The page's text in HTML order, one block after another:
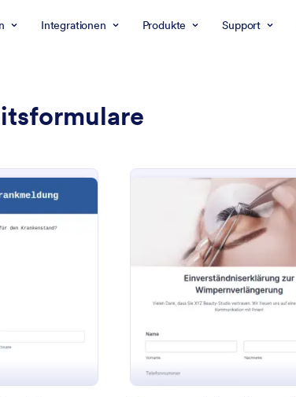
Integrationen Produkte Support
Vorschau: